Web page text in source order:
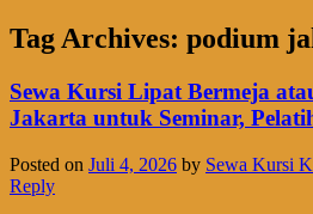
Tag Archives: podium
Sewa Kursi Lipat Bermeja
Jakarta untuk Seminar,
Posted on Juli 4, 2026 by Sewa Kursi
Reply